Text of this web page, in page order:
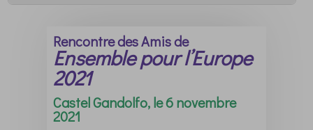
Rencontre des Amis de
Ensemble pour l’Europe
2021
Castel Gandolfo, le 6 novembre
2021